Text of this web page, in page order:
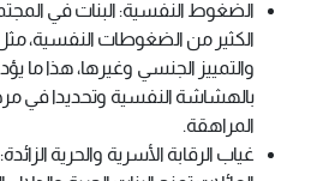
الضغوط النفسية: البنات في
الكثير من الضغوطات النفسية،
والتمييز الجنسي وغيرها، هذا ما
بالهشاشة النفسية وتحديدا في
المراهقة.
غياب الرقابة الأسرية والحرية